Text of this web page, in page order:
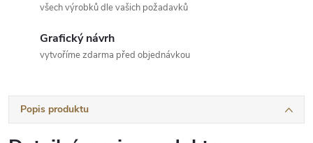
všech výrobků dle vašich požadavků
Grafický návrh
vytvoříme zdarma před objednávkou
Popis produktu